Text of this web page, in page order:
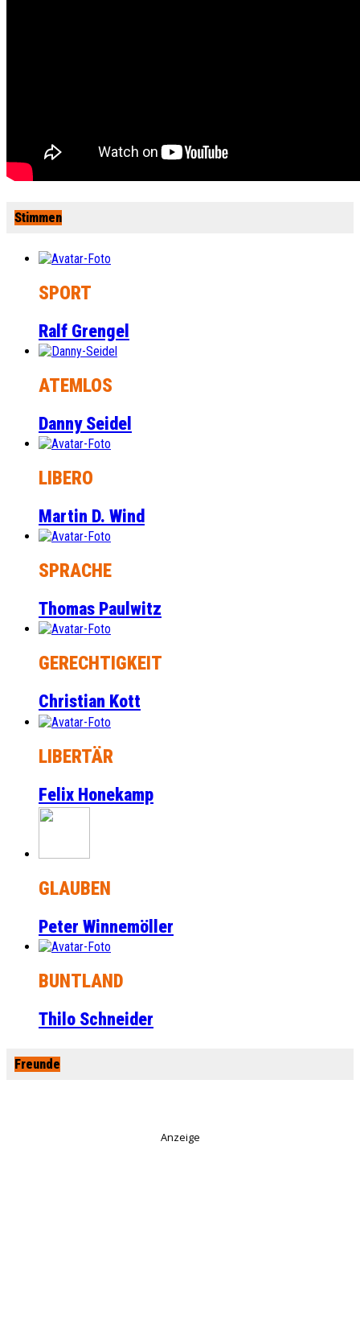
Stimmen
SPORT
Ralf Grengel
ATEMLOS
Danny Seidel
LIBERO
Martin D. Wind
SPRACHE
Thomas Paulwitz
GERECHTIGKEIT
Christian Kott
LIBERTÄR
Felix Honekamp
GLAUBEN
Peter Winnemöller
BUNTLAND
Thilo Schneider
Freunde
Anzeige